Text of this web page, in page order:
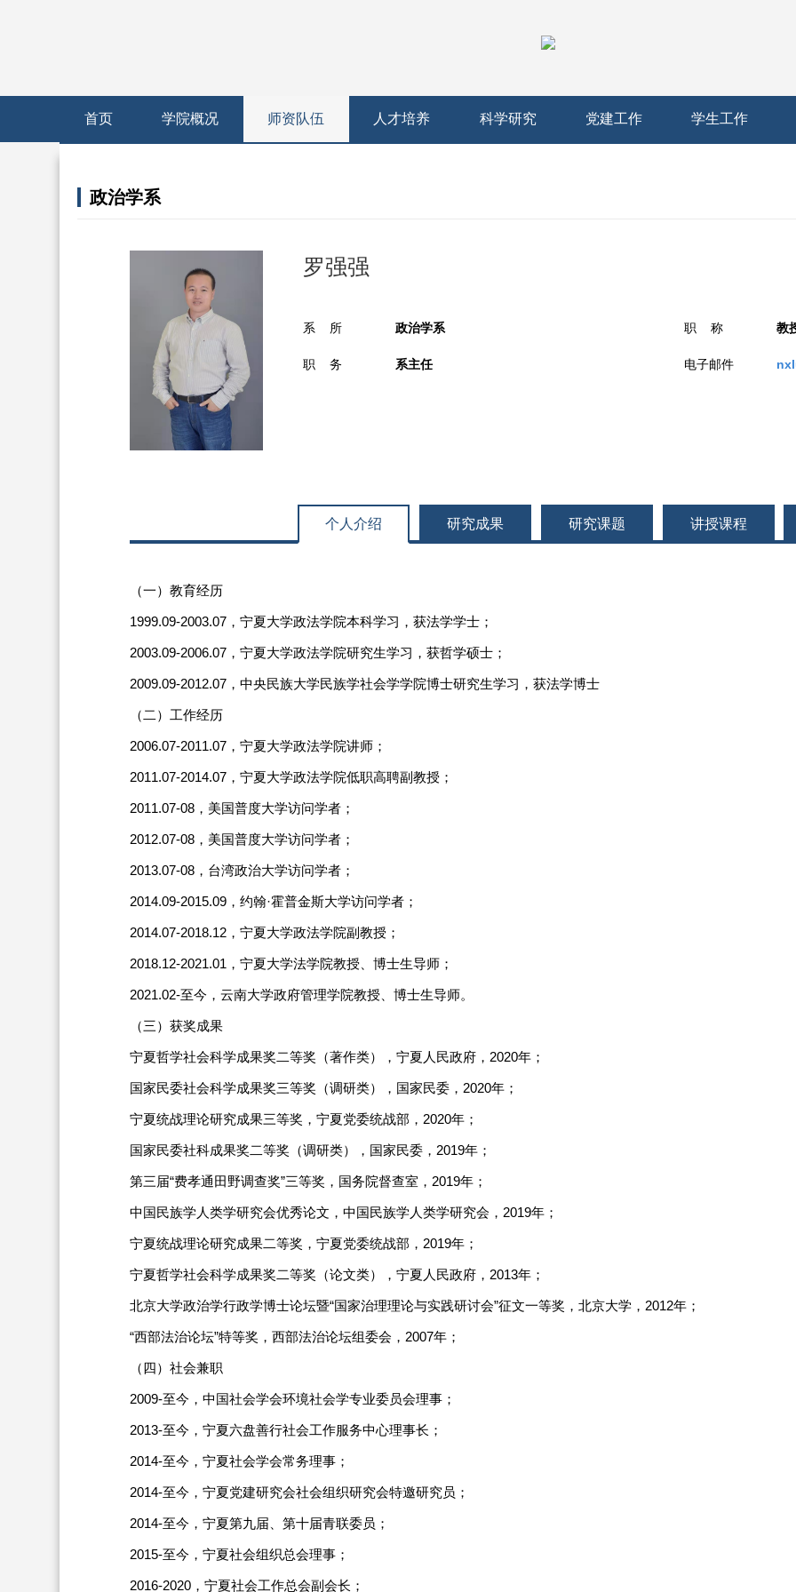
首页 学院概况 师资队伍 人才培养 科学研究 党建工作 学生工作
政治学系
罗强强
系 所 政治学系 职 称 教
职 务 系主任 电子邮件
个人介绍 研究成果 研究课题 讲授课程
（一）教育经历
1999.09-2003.07，宁夏大学政法学院本科学习，获法学学士；
2003.09-2006.07，宁夏大学政法学院研究生学习，获哲学硕士；
2009.09-2012.07，中央民族大学民族学社会学学院博士研究生学习，获法学博士
（二）工作经历
2006.07-2011.07，宁夏大学政法学院讲师；
2011.07-2014.07，宁夏大学政法学院低职高聘副教授；
2011.07-08，美国普度大学访问学者；
2012.07-08，美国普度大学访问学者；
2013.07-08，台湾政治大学访问学者；
2014.09-2015.09，约翰·霍普金斯大学访问学者；
2014.07-2018.12，宁夏大学政法学院副教授；
2018.12-2021.01，宁夏大学法学院教授、博士生导师；
2021.02-至今，云南大学政府管理学院教授、博士生导师。
（三）获奖成果
宁夏哲学社会科学成果奖二等奖（著作类），宁夏人民政府，2020年；
国家民委社会科学成果奖三等奖（调研类），国家民委，2020年；
宁夏统战理论研究成果三等奖，宁夏党委统战部，2020年；
国家民委社科成果奖二等奖（调研类），国家民委，2019年；
第三届“费孝通田野调查奖”三等奖，国务院督查室，2019年；
中国民族学人类学研究会优秀论文，中国民族学人类学研究会，2019年；
宁夏统战理论研究成果二等奖，宁夏党委统战部，2019年；
宁夏哲学社会科学成果奖二等奖（论文类），宁夏人民政府，2013年；
北京大学政治学行政学博士论坛暨“国家治理理论与实践研讨会”征文一等奖，北京大学，2012年；
“西部法治论坛”特等奖，西部法治论坛组委会，2007年；
（四）社会兼职
2009-至今，中国社会学会环境社会学专业委员会理事；
2013-至今，宁夏六盘善行社会工作服务中心理事长；
2014-至今，宁夏社会学会常务理事；
2014-至今，宁夏党建研究会社会组织研究会特邀研究员；
2014-至今，宁夏第九届、第十届青联委员；
2015-至今，宁夏社会组织总会理事；
2016-2020，宁夏社会工作总会副会长；